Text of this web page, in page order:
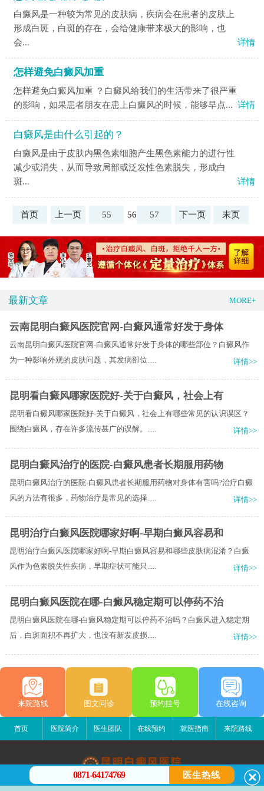
白癜风是一种较为常见的皮肤病，疾病会在患者的皮肤上
形成白斑，白斑的存在，会给健康带来极大的影响，也
会...
详情
怎样避免白癜风加重
怎样避免白癜风加重 ？白癜风给我们的生活带来了很严重
的影响，如果患者朋友在患上白癜风的时候，能够早点... 详情
白癜风是由什么引起的？
白癜风是由于皮肤内黑色素细胞产生黑色素能力的进行性
减少或消失，从而导致局部或泛发性色素脱失，形成白
斑...
详情
首页 上一页 55 56 57 下一页 末页
最新文章 MORE+
云南昆明白癜风医院官网-白癜风通常好发于身体
云南昆明白癜风医院官网-白癜风通常好发于身体的哪些部位？白癜风作
为一种影响外观的皮肤问题，其发病部位.....
详情>>
昆明看白癜风哪家医院好-关于白癜风，社会上有
昆明看白癜风哪家医院好-关于白癜风，社会上有哪些常见的认识误区？
围绕白癜风，存在许多流传甚广的误解。.....
详情>>
昆明白癜风治疗的医院-白癜风患者长期服用药物
昆明白癜风治疗的医院-白癜风患者长期服用药物对身体有害吗?治疗白癜
风的方法有很多，药物治疗是常见的选择.....
详情>>
昆明治疗白癜风医院哪家好啊-早期白癜风容易和
昆明治疗白癜风医院哪家好啊-早期白癜风容易和哪些皮肤病混淆？白癜
风作为色素脱失性疾病，早期症状可能只.....
详情>>
昆明白癜风医院在哪-白癜风稳定期可以停药不治
昆明白癜风医院在哪-白癜风稳定期可以停药不治吗？白癜风进入稳定期
后，白斑面积不再扩大，也没有新发皮损.....
详情>>
来院路线 图文问诊 预约挂号 在线咨询
首页 医院简介 医生团队 在线预约 就医指南 来院路线
昆明白癜风医院
0871-64174769 医生热线